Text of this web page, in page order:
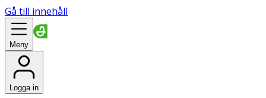
Gå till innehåll
Meny
Logga in